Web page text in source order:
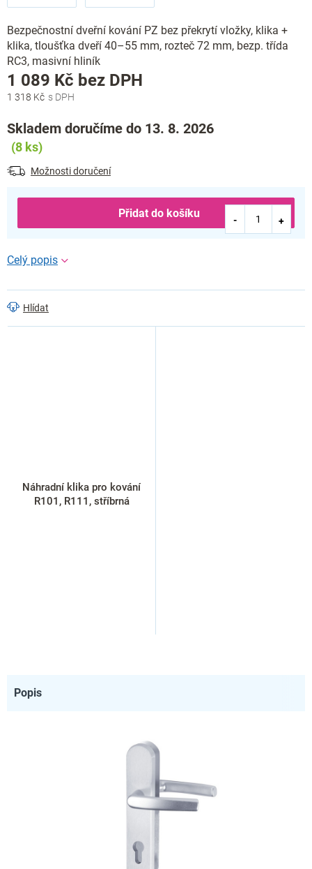
Bezpečnostní dveřní kování PZ bez překrytí vložky, klika +
klika, tloušťka dveří 40–55 mm, rozteč 72 mm, bezp. třída
RC3, masivní hliník
1 318 Kč
1 089 Kč bez DPH
Skladem doručíme do 13. 8. 2026
(8 ks)
Možnosti doručení
Přidat do košíku
Hlídat
Náhradní klika pro kování
R101, R111, stříbrná
Popis